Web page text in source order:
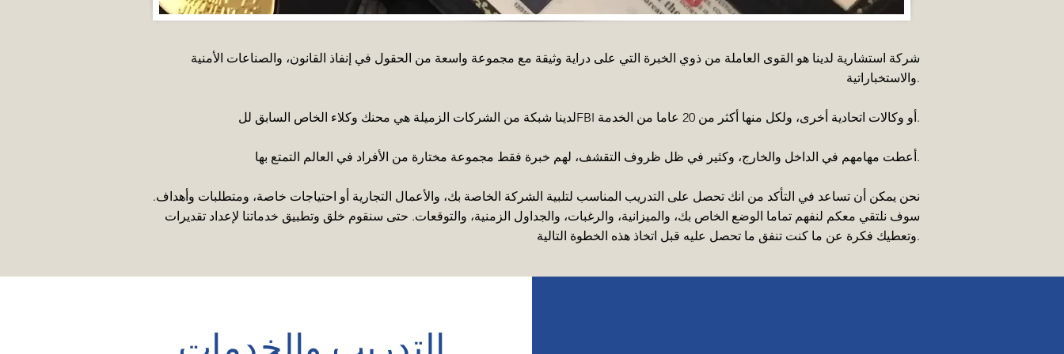
شركة استشارية لدينا هو القوى العاملة من ذوي الخبرة التي على دراية وثيقة مع مجموعة واسعة من الحقول في إنفاذ القانون، والصناعات الأمنية
والاستخباراتية.
لدينا شبكة من الشركات الزميلة هي محنك وكلاء الخاص السابق للFBI أو وكالات اتحادية أخرى، ولكل منها أكثر من 20 عاما من الخدمة.
أعطت مهامهم في الداخل والخارج، وكثير في ظل ظروف التقشف، لهم خبرة فقط مجموعة مختارة من الأفراد في العالم التمتع بها.
نحن يمكن أن تساعد في التأكد من انك تحصل على التدريب المناسب لتلبية الشركة الخاصة بك، والأعمال التجارية أو احتياجات خاصة، ومتطلبات وأهداف.
سوف نلتقي معكم لنفهم تماما الوضع الخاص بك، والميزانية، والرغبات، والجداول الزمنية، والتوقعات. حتى سنقوم خلق وتطبيق خدماتنا لإعداد تقديرات
وتعطيك فكرة عن ما كنت تنفق ما تحصل عليه قبل اتخاذ هذه الخطوة التالية.